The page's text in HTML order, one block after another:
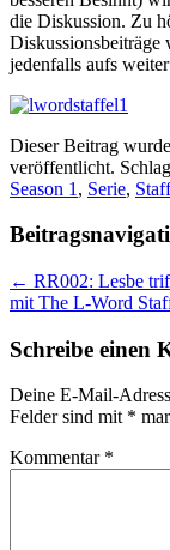
die Diskussion. Zu
jedenfalls aufs
Dieser Beitrag
veröffentlicht.
Season 1 , Serie,
← RR002: Lesbe
mit The L-Word
Schreibe einen
Deine E-Mail-
Felder sind mit *
Kommentar *